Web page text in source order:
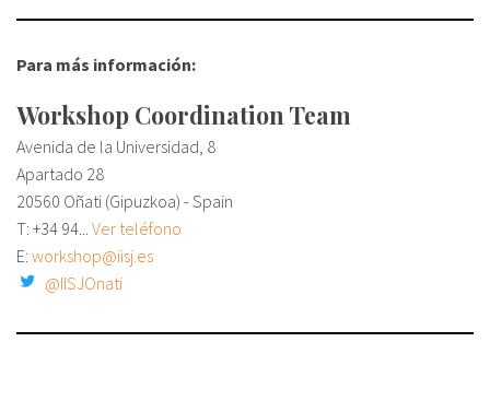
en
Para más información:
Workshop Coordination Team
Avenida de la Universidad, 8
Apartado 28
20560 Oñati (Gipuzkoa) - Spain
T: +34 94... Ver teléfono
E: workshop@iisj.es
@IISJOnati